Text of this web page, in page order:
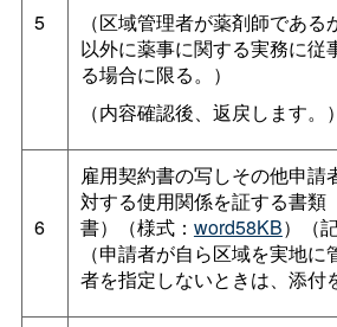
5
（区域管理者が薬剤師であ
以外に薬事に関する実務に従
る場合に限る。）
（内容確認後、返戻します。）
6
雇用契約書の写しその他申請
対する使用関係を証する書類
書）（様式： word58KB）（
（申請者が自ら区域を実地
者を指定しないときは、添付